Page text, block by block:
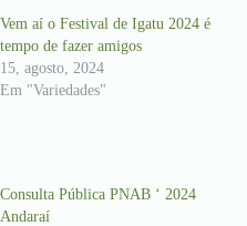
Vem aí o Festival de Igatu 2024 é
tempo de fazer amigos
15, agosto, 2024
Em "Variedades"
Consulta Pública PNAB ‘ 2024
Andaraí